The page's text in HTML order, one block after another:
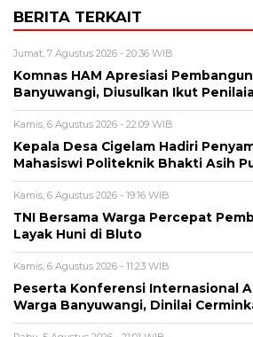
BERITA TERKAIT
Jumat, 7 Agustus 2026 - 20:36 WIB
Komnas HAM Apresiasi
Banyuwangi, Diusulkan Ikut
Kamis, 6 Agustus 2026 - 22:09 WIB
Kepala Desa Cigelam Hadiri
Mahasiswi Politeknik Bhakti Asih
Kamis, 6 Agustus 2026 - 19:16 WIB
TNI Bersama Warga Percepat
Layak Huni di Bluto
Kamis, 6 Agustus 2026 - 11:23 WIB
Peserta Konferensi Internasional
Warga Banyuwangi, Dinilai